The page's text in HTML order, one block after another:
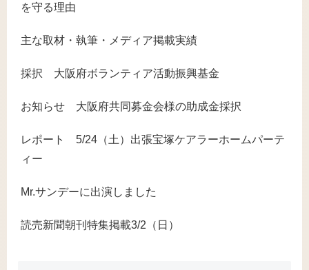
を守る理由
主な取材・執筆・メディア掲載実績
採択 大阪府ボランティア活動振興基金
お知らせ 大阪府共同募金会様の助成金採択
レポート 5/24（土）出張宝塚ケアラーホームパーテ
ィー
Mr.サンデーに出演しました
読売新聞朝刊特集掲載3/2（日）